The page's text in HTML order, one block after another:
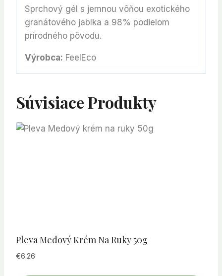
Sprchový gél s jemnou vôňou exotického
granátového jablka a 98% podielom
prírodného pôvodu.
Výrobca: FeelEco
Súvisiace Produkty
Pleva Medový Krém Na Ruky 50g
€6.26